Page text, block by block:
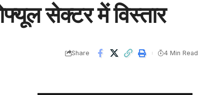
सेक्टर में विस्तार
Share 4 Min Read